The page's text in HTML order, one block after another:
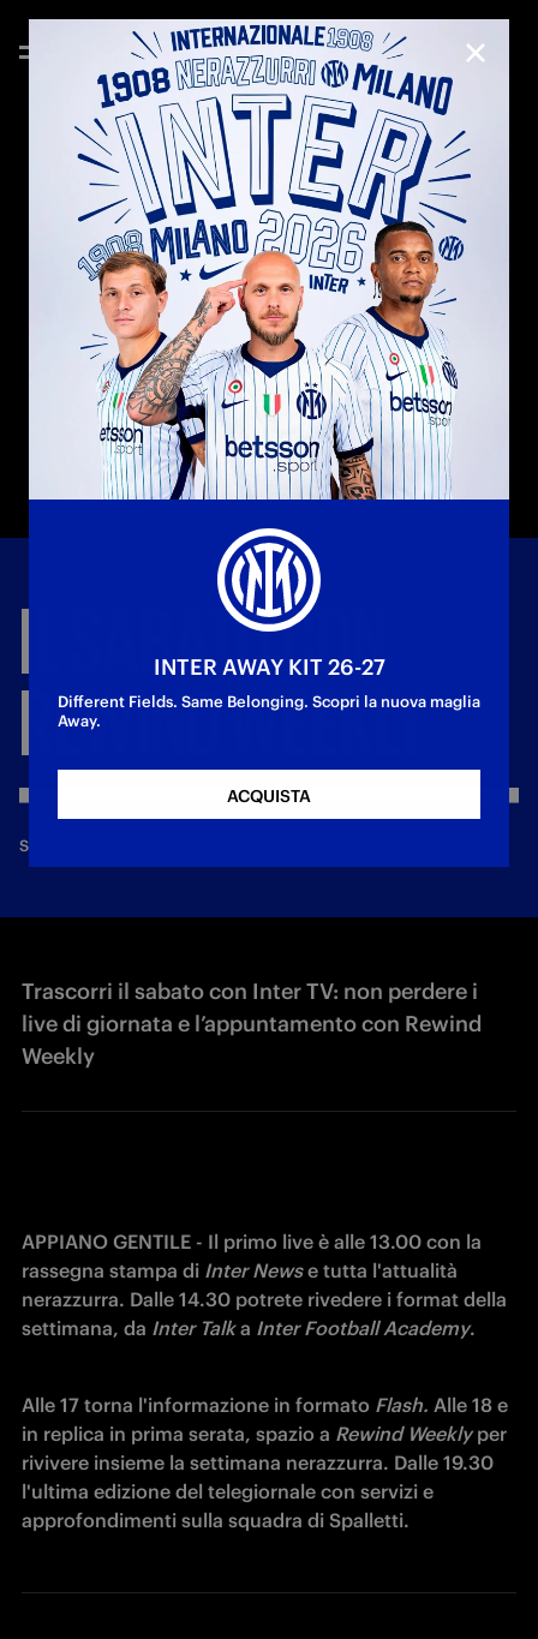
IL SABATOCON
REWINDWEEKLY
SQUADRA
Trascorri il sabato con Inter TV: non perdere i
live di giornata e l’appuntamento con Rewind
Weekly
APPIANO GENTILE - Il primo live è alle 13.00 con la
rassegna stampa di Inter News e tutta l'attualità
nerazzurra. Dalle 14.30 potrete rivedere i format della
settimana, da Inter Talk a Inter Football Academy.
Alle 17 torna l'informazione in formato Flash. Alle 18 e
in replica in prima serata, spazio a Rewind Weekly per
rivivere insieme la settimana nerazzurra. Dalle 19.30
l'ultima edizione del telegiornale con servizi e
approfondimenti sulla squadra di Spalletti.
INTER AWAY KIT 26-27
Different Fields. Same Belonging. Scopri la nuova maglia
Away.
ACQUISTA